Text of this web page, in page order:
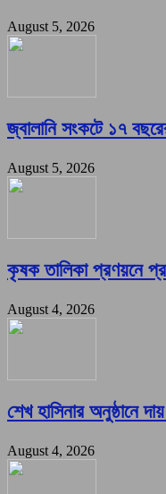
August 5, 2026
জ্বালানি সংকটে ১৭
August 5, 2026
কৃষক তালিকা প্রণয়নে
August 4, 2026
শেখ হাসিনার অনুষ্ঠানে
August 4, 2026